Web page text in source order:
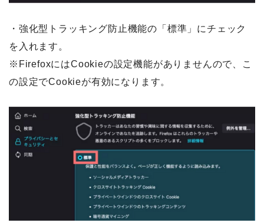
・強化型トラッキング防止機能の「標準」にチェック
を入れます。
※FirefoxにはCookieの設定機能がありませんので、こ
の設定でCookieが有効になります。